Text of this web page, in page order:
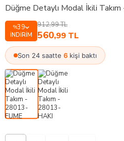
Düğme Detaylı Modal İkili
%39
İNDIRIM
912,99TL
560,99 TL
Son 24 saatte 6 kişi baktı